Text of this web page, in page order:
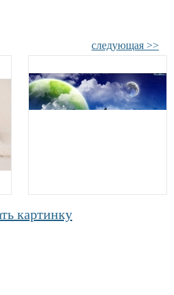
следующая >>
картинку